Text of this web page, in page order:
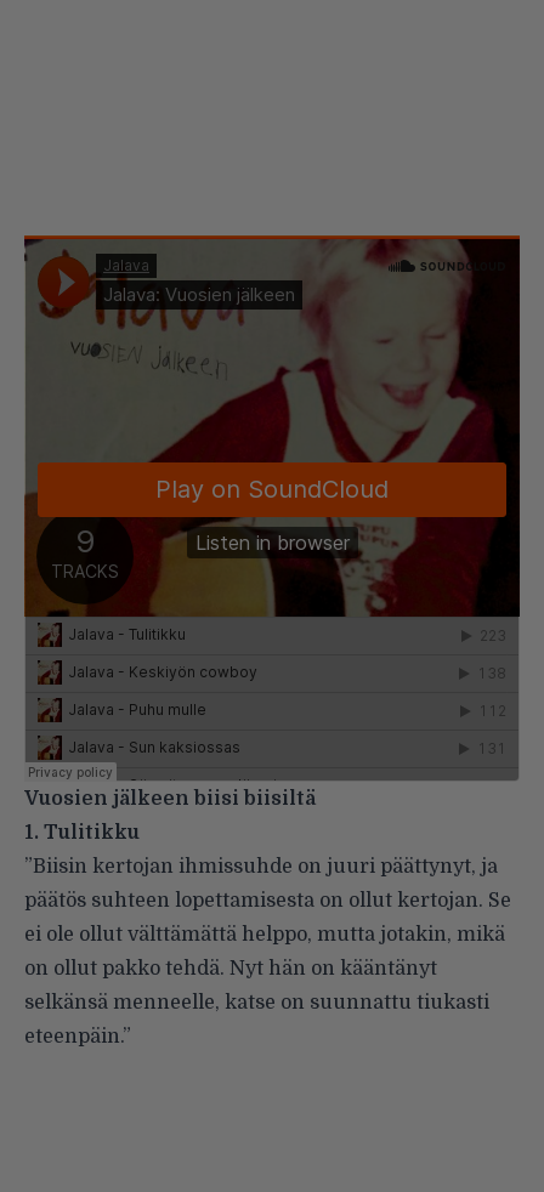
Vuosien jälkeen biisi biisiltä
1. Tulitikku
”Biisin kertojan ihmissuhde on juuri päättynyt, ja
päätös suhteen lopettamisesta on ollut kertojan. Se
ei ole ollut välttämättä helppo, mutta jotakin, mikä
on ollut pakko tehdä. Nyt hän on kääntänyt
selkänsä menneelle, katse on suunnattu tiukasti
eteenpäin.”